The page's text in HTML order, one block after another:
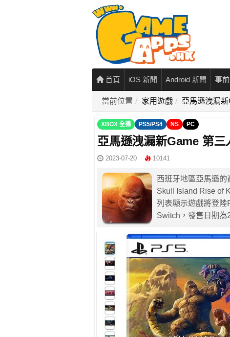
首頁 iOS 新聞 Android 新聞 事
當前位置 家用遊戲 亞馬遜洩漏
XBOX 全機 PS5/PS4 NS PC
亞馬遜洩漏新Game 第三
2023-07-20 10141
西班牙地區亞馬遜
Skull Island Rise of
列表顯示遊戲將登
Switch，發售日期為